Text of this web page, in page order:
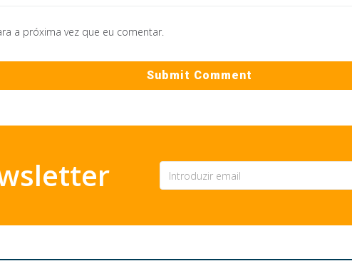
a próxima vez que eu comentar.